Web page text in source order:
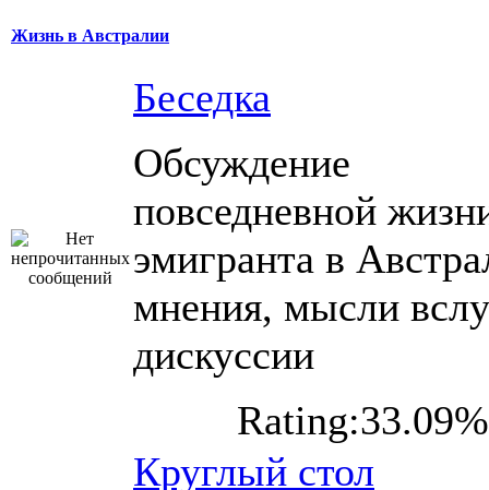
Жизнь в Австралии
Беседка
Обсуждение
повседневной
эмигранта в
мнения, мысли
дискуссии
Rating:33.09%
Круглый стол